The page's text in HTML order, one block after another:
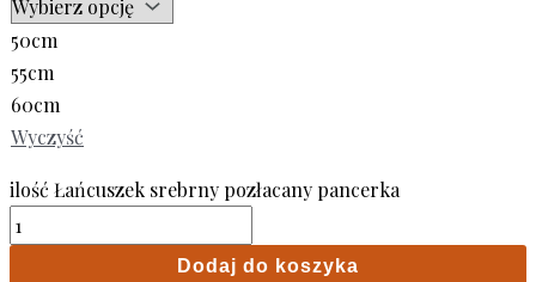
50cm
55cm
60cm
Wyczyść
ilość Łańcuszek srebrny pozłacany pancerka
Dodaj do koszyka